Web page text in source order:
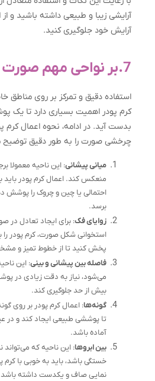
آرایشی زیبا و طبیعی داشته باشید و
آرایش خود جلوگیری کنید.
7.بر نواحی مهم صورت متمرکز شوید
استفاده دقیق و تمرکز بر روی
کرم پودر اهمیت بسیاری دارد تا
بدست آید. در ادامه، نحوه اعمال کرم
چرخشی صورت را به طور دقیق
میانی پیشانی: این ناحیه معمولا
منعکس کند. اعمال کرم پودر
احتمالی یا چین و چروک را پوشش
برسد.
زوایای فک: برای ایجاد تعادل در
استخوانی شکل صورت، کرم پودر
پخش کنید تا از خطوط تمیز و
فاصله بین پیشانی و بینی: این
می‌شود، نیاز به دقت زیادی در
بیش از حد جلوگیری کند.
گونه‌ها: اعمال کرم پودر بر روی
تا پوششی طبیعی ایجاد کند و در
آماده باشد.
بین ابروها: این ناحیه که
خستگی باشد، باید به خوبی با
نمایی صاف و یکدست داشته